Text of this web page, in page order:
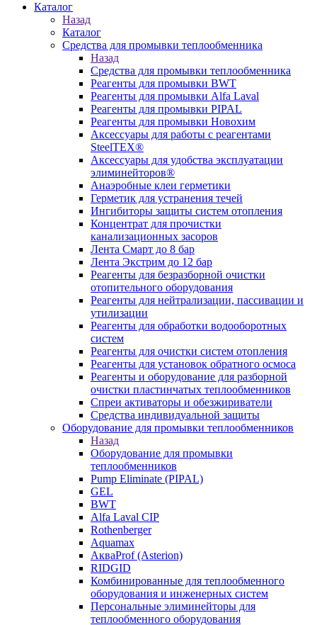
Каталог
Назад
Каталог
Средства для промывки теплообменника
Назад
Средства для промывки теплообменника
Реагенты для промывки BWT
Реагенты для промывки Alfa Laval
Реагенты для промывки PIPAL
Реагенты для промывки Новохим
Аксессуары для работы с реагентами
SteelTEX®
Аксессуары для удобства эксплуатации
элиминейторов®
Анаэробные клеи герметики
Герметик для устранения течей
Ингибиторы защиты систем отопления
Концентрат для прочистки
канализационных засоров
Лента Смарт до 8 бар
Лента Экстрим до 12 бар
Реагенты для безразборной очистки
отопительного оборудования
Реагенты для нейтрализации, пассивации и
утилизации
Реагенты для обработки водооборотных
систем
Реагенты для очистки систем отопления
Реагенты для установок обратного осмоса
Реагенты и оборудование для разборной
очистки пластинчатых теплообменников
Спреи активаторы и обезжириватели
Средства индивидуальной защиты
Оборудование для промывки теплообменников
Назад
Оборудование для промывки
теплообменников
Pump Eliminate (PIPAL)
GEL
BWT
Alfa Laval CIP
Rothenberger
Aquamax
АкваProf (Asterion)
RIDGID
Комбинированные для теплообменного
оборудования и инженерных систем
Персональные элиминейторы для
теплообменного оборудования